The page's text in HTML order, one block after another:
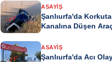
ASAYIŞ
Şanlıurfa'da
Kanalına Düşen
ASAYIŞ
Şanlıurfa'da Acı